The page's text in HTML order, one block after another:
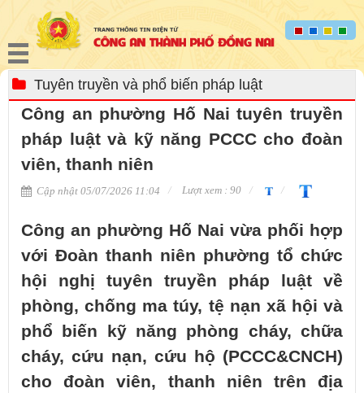
Tuyên truyền và phổ biến pháp luật
Công an phường Hố Nai tuyên truyền
pháp luật và kỹ năng PCCC cho đoàn
viên, thanh niên
Cập nhật 05/07/2026 11:04 Lượt xem : 90
Công an phường Hố Nai vừa phối hợp
với Đoàn thanh niên phường tổ chức
hội nghị tuyên truyền pháp luật về
phòng, chống ma túy, tệ nạn xã hội và
phổ biến kỹ năng phòng cháy, chữa
cháy, cứu nạn, cứu hộ (PCCC&CNCH)
cho đoàn viên, thanh niên trên địa